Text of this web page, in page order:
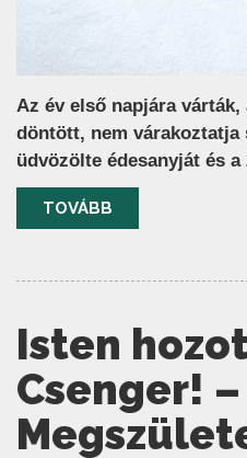
Az év első napjára
döntött, nem
üdvözölte édesanyját és a
TOVÁBB
Isten
Csenger! –